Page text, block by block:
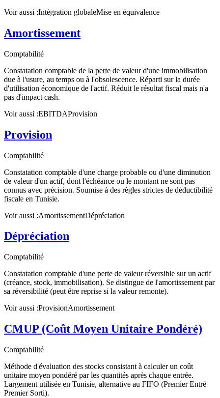
Voir aussi :Intégration globaleMise en équivalence
Amortissement
Comptabilité
Constatation comptable de la perte de valeur d'une immobilisation
due à l'usure, au temps ou à l'obsolescence. Réparti sur la durée
d'utilisation économique de l'actif. Réduit le résultat fiscal mais n'a
pas d'impact cash.
Voir aussi :EBITDAProvision
Provision
Comptabilité
Constatation comptable d'une charge probable ou d'une diminution
de valeur d'un actif, dont l'échéance ou le montant ne sont pas
connus avec précision. Soumise à des règles strictes de déductibilité
fiscale en Tunisie.
Voir aussi :AmortissementDépréciation
Dépréciation
Comptabilité
Constatation comptable d'une perte de valeur réversible sur un actif
(créance, stock, immobilisation). Se distingue de l'amortissement par
sa réversibilité (peut être reprise si la valeur remonte).
Voir aussi :ProvisionAmortissement
CMUP (Coût Moyen Unitaire Pondéré)
Comptabilité
Méthode d'évaluation des stocks consistant à calculer un coût
unitaire moyen pondéré par les quantités après chaque entrée.
Largement utilisée en Tunisie, alternative au FIFO (Premier Entré
Premier Sorti).